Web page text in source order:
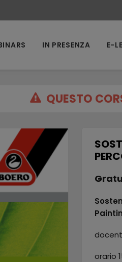
IN PRESENZA E-
QUESTO
orario